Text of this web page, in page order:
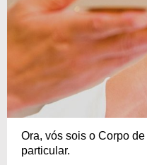
Ora, vós sois o Corpo
particular.